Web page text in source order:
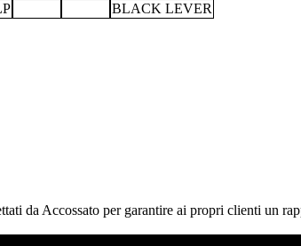
BLACK LEVER
da Accossato per garantire ai propri clienti un